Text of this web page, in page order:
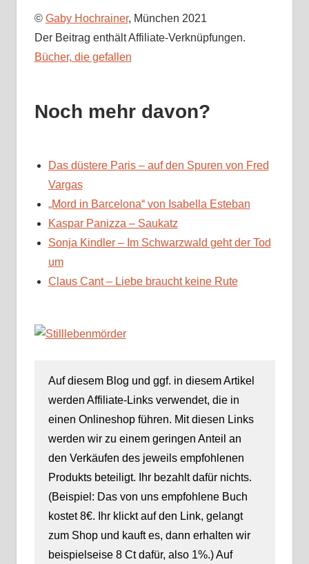
© Gaby Hochrainer, München 2021
Der Beitrag enthält Affiliate-Verknüpfungen.
Bücher, die gefallen
Noch mehr davon?
Das düstere Paris – auf den Spuren von Fred
Vargas
„Mord in Barcelona“ von Isabella Esteban
Kaspar Panizza – Saukatz
Sonja Kindler – Im Schwarzwald geht der Tod
um
Claus Cant – Liebe braucht keine Rute
Auf diesem Blog und ggf. in diesem Artikel
werden Affiliate-Links verwendet, die in
einen Onlineshop führen. Mit diesen Links
werden wir zu einem geringen Anteil an
den Verkäufen des jeweils empfohlenen
Produkts beteiligt. Ihr bezahlt dafür nichts.
(Beispiel: Das von uns empfohlene Buch
kostet 8€. Ihr klickt auf den Link, gelangt
zum Shop und kauft es, dann erhalten wir
beispielseise 8 Ct dafür, also 1%.) Auf